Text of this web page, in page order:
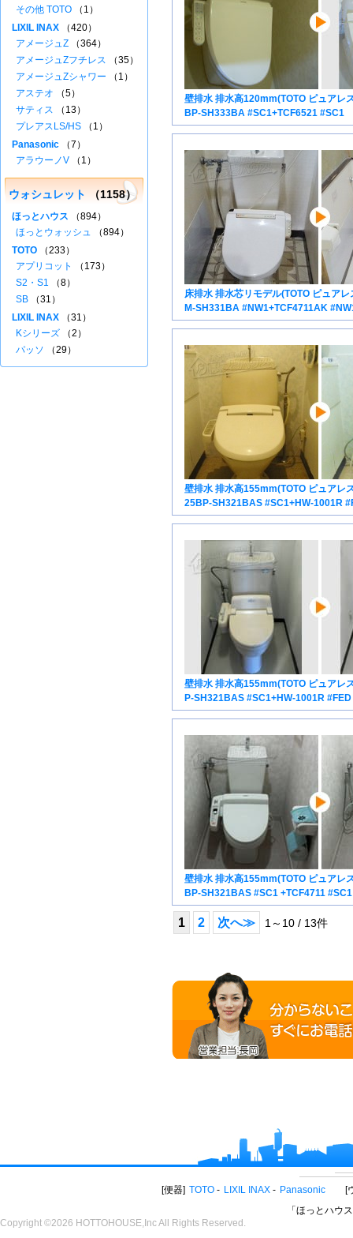
壁排水 排水高120mm(TOTO ピュア
BP-SH333BA #SC1+TCF6521 #SC1
床排水 排水芯リモデル(TOTO ピュア
M-SH331BA #NW1+TCF4711AK
壁排水 排水高155mm(TOTO ピュア
25BP-SH321BAS #SC1+HW-1001R
壁排水 排水高155mm(TOTO ピュア
P-SH321BAS #SC1+HW-1001R #FED
壁排水 排水高155mm(TOTO ピュア
BP-SH321BAS #SC1 +TCF4711 #SC1
1 2 次へ≫ 1～10 / 13件
その他 TOTO （1）
LIXIL INAX （420）
アメージュZ （364）
アメージュZフチレス （35）
アメージュZシャワー （1）
アステオ （5）
サティス （13）
プレアスLS/HS （1）
Panasonic （7）
アラウーノV （1）
ウォシュレット （1158）
ほっとハウス （894）
ほっとウォッシュ （894）
TOTO （233）
アプリコット
（173）
S2・S1 （8）
SB （31）
LIXIL INAX （31）
Kシリーズ （2）
パッソ （29）
便器 TOTO LIXIL INAX Panasonic
「ほっとハウ
Copyright ©2026 HOTTOHOUSE,Inc All Rights Reserved.